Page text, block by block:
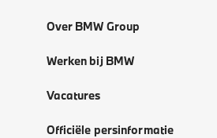
Over BMW Group
Werken bij BMW
Vacatures
Officiële persinformatie